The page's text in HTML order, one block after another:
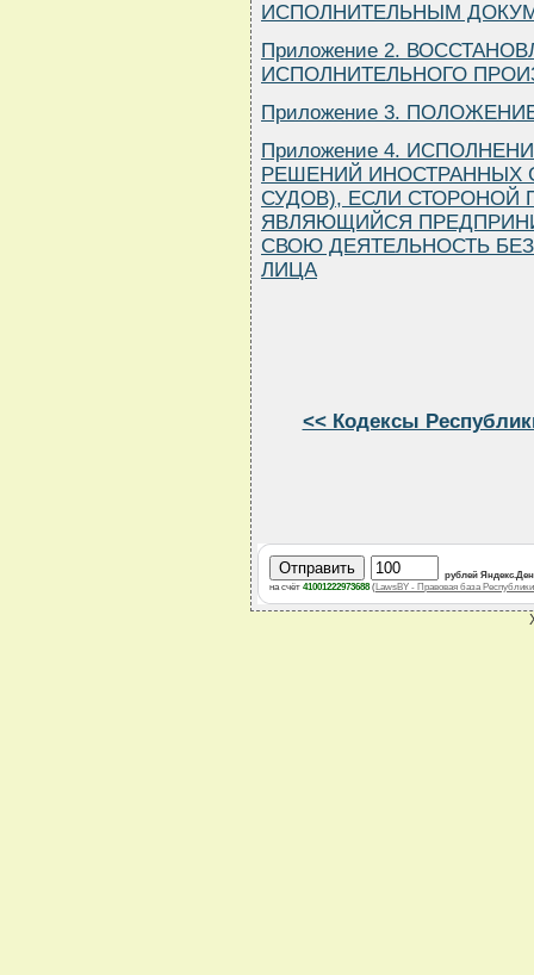
ИСПОЛНИТЕЛЬНЫМ
Приложение 2.
ИСПОЛНИТЕЛЬНОГО
Приложение 3.
Приложение 4.
РЕШЕНИЙ ИНОСТРАННЫХ
СУДОВ), ЕСЛИ СТОРОНОЙ
ЯВЛЯЮЩИЙСЯ
СВОЮ ДЕЯТЕЛЬНОСТЬ
ЛИЦА
<< Кодексы
рублей
на счёт 41001222973688(LawsBY - Правовая база